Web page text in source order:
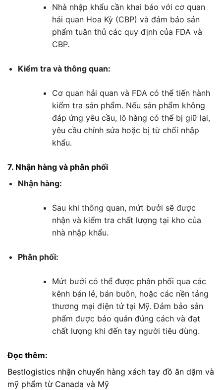
Nhà nhập khẩu cần khai báo với cơ quan
hải quan Hoa Kỳ (CBP) và đảm bảo sản
phẩm tuân thủ các quy định của FDA và
CBP.
Kiểm tra và thông quan:
Cơ quan hải quan và FDA có thể tiến hành
kiểm tra sản phẩm. Nếu sản phẩm không
đáp ứng yêu cầu, lô hàng có thể bị giữ lại,
yêu cầu chỉnh sửa hoặc bị từ chối nhập
khẩu.
7. Nhận hàng và phân phối
Nhận hàng:
Sau khi thông quan, mứt bưởi sẽ được
nhận và kiểm tra chất lượng tại kho của
nhà nhập khẩu.
Phân phối:
Mứt bưởi có thể được phân phối qua các
kênh bán lẻ, bán buôn, hoặc các nền tảng
thương mại điện tử tại Mỹ. Đảm bảo sản
phẩm được bảo quản đúng cách và đạt
chất lượng khi đến tay người tiêu dùng.
Đọc thêm:
Bestlogistics nhận chuyển hàng xách tay đồ ăn dặm và
mỹ phẩm từ Canada và Mỹ